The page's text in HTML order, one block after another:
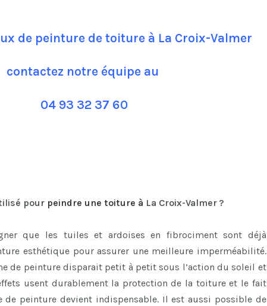
de peinture de toiture à La Croix-Valmer
contactez notre équipe au
04 93 32 37 60
pour peindre une toiture à La Croix-Valmer ?
que les tuiles et ardoises en fibrociment sont déjà
esthétique pour assurer une meilleure imperméabilité.
de peinture disparait petit à petit sous l’action du soleil et
usent durablement la protection de la toiture et le fait
de peinture devient indispensable. Il est aussi possible de